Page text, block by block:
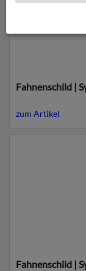
Fahnenschild |
zum Artikel
Fahnenschild |